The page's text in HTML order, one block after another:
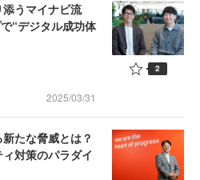
うマイナビ流
“デジタル成功体
2025/03/31
2
たな脅威とは？
対策のパラダイ